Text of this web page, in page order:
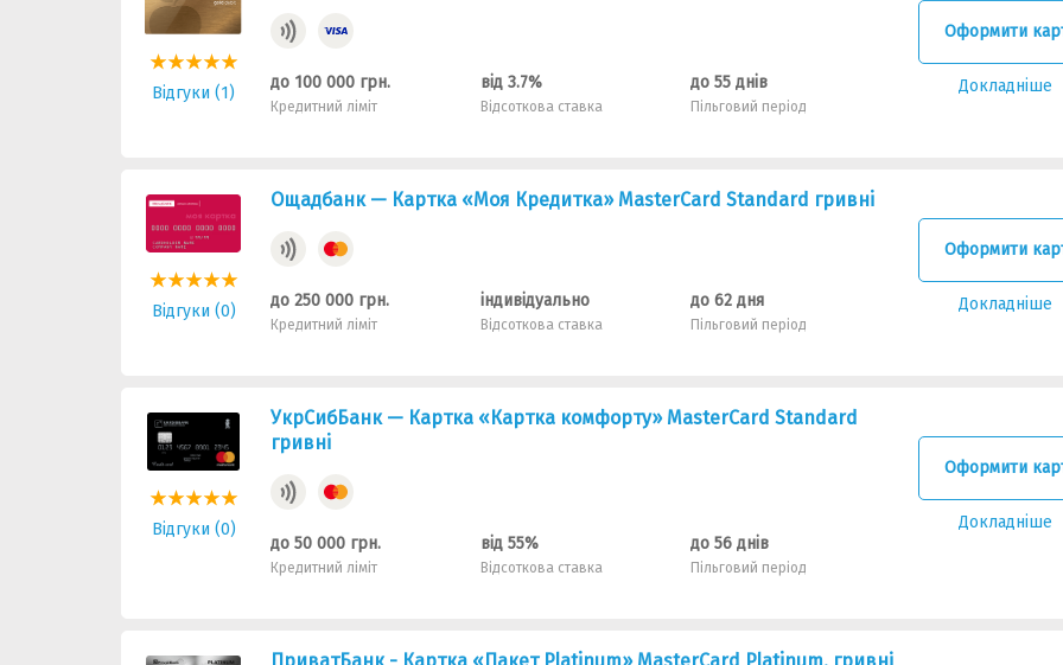
Відгуки (1)
до 100 000 грн.
Кредитний ліміт
від 3.7%
Відсоткова ставка
до 55 днів
Пільговий період
Оформити
Докладніше
Відгуки (0)
Ощадбанк — Картка «Моя Кредитка» MasterCard Standard гривнi
до 250 000 грн.
Кредитний ліміт
індивідуально
Відсоткова ставка
до 62 дня
Пільговий період
Оформити
Докладніше
Відгуки (0)
УкрСибБанк — Картка «Картка комфорту» MasterCard Standard
гривнi
до 50 000 грн.
Кредитний ліміт
від 55%
Відсоткова ставка
до 56 днів
Пільговий період
Оформити
Докладніше
ПриватБанк - Картка «Пакет Platinum» MasterCard Platinum, гривні